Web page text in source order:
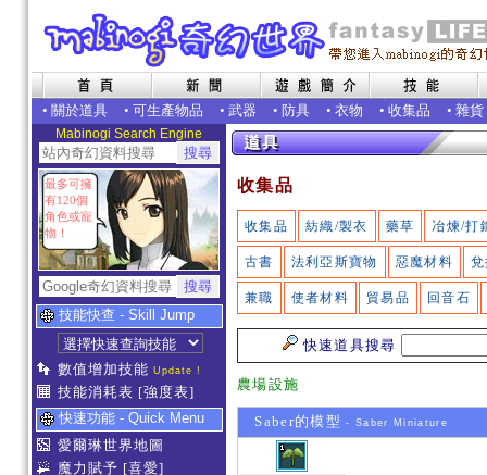
• 關於道具 • 可生產物品 • 武器 • 防具 • 衣物 • 收集品 • 雜貨
Mabinogi Search Engine
最多可擁
有120個
角色或寵
物！
技能快查 - Skill Jump
數值增加技能 Update !
技能消耗表 [強度表]
快速功能 - Quick Menu
愛爾琳世界地圖
魔力賦予 [喜愛]
收集品
收集品 紡織/製衣 藥草 冶煉/打
古書 法利亞斯寶物 惡魔材料
兼職 使者材料 貿易品 回音石
快速道具搜尋
農場設施
Saber的模型 - Saber Miniature